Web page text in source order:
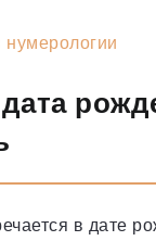
нумерологии
в дате